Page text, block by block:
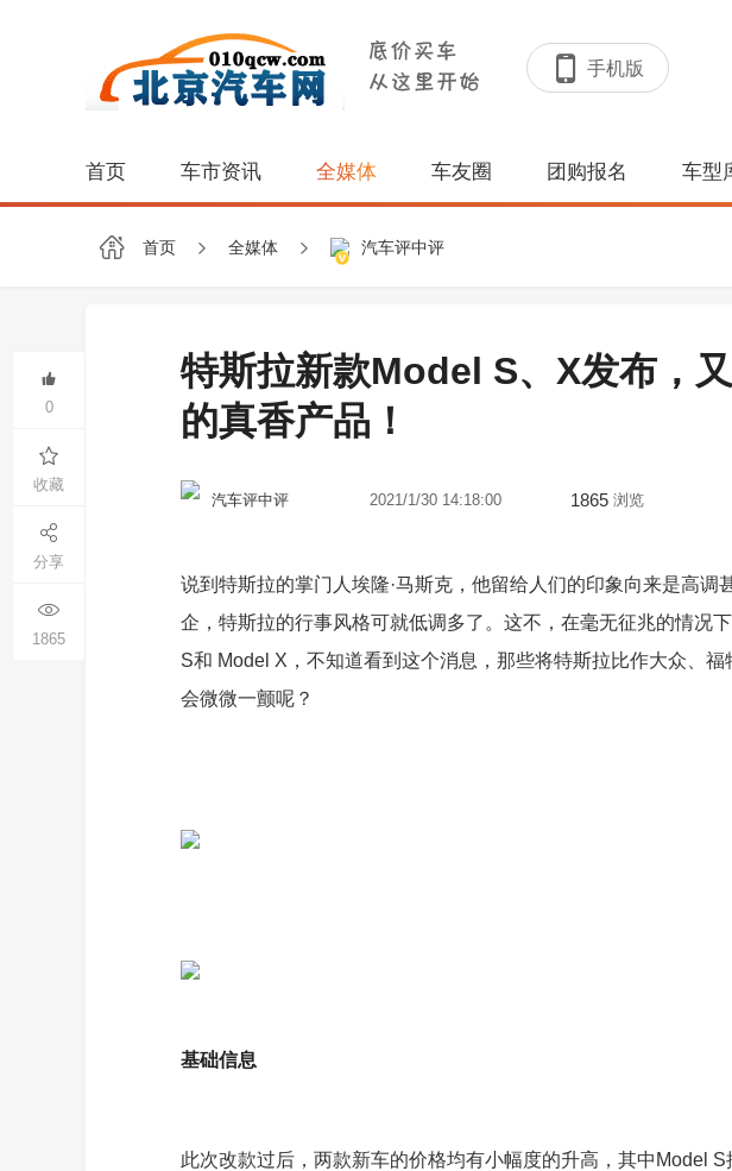
手机版
首页 车市资讯 全媒体 车友圈 团购报名 车型
首页 全媒体 汽车评中评
特斯拉新款Model S、X发布，
的真香产品！
汽车评中评 2021/1/30 14:18:00 1865 浏览
0
收藏
分享
1865
说到特斯拉的掌门人埃隆·马斯克，他留给人们的印象向来是高调
企，特斯拉的行事风格可就低调多了。这不，在毫无征兆的情况
S和 Model X ，不知道看到这个消息，那些将特斯拉比作大众、
会微微一颤呢？
基础信息
此次改款过后，两款新车的价格均有小幅度的升高，其中Model